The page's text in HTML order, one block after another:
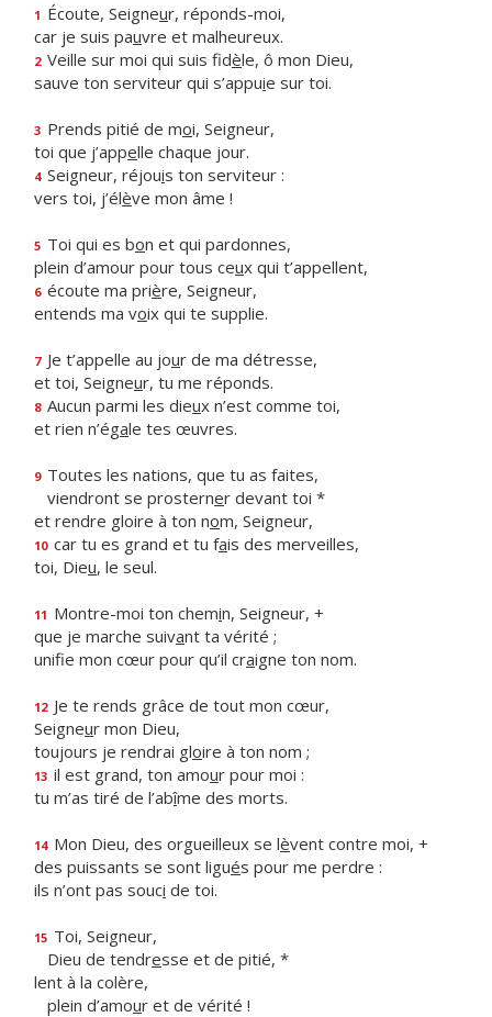
1 Écoute, Seigneur, réponds-moi,
car je suis pauvre et malheureux.
2 Veille sur moi qui suis fidèle, ô mon Dieu,
sauve ton serviteur qui s’appuie sur toi.
3 Prends pitié de moi, Seigneur,
toi que j’appelle chaque jour.
4 Seigneur, réjouis ton serviteur :
vers toi, j’élève mon âme !
5 Toi qui es bon et qui pardonnes,
plein d’amour pour tous ceux qui t’appellent,
6 écoute ma prière, Seigneur,
entends ma voix qui te supplie.
7 Je t’appelle au jour de ma détresse,
et toi, Seigneur, tu me réponds.
8 Aucun parmi les dieux n’est comme toi,
et rien n’égale tes œuvres.
9 Toutes les nations, que tu as faites,
viendront se prosterner devant toi *
et rendre gloire à ton nom, Seigneur,
10 car tu es grand et tu fais des merveilles,
toi, Dieu, le seul.
11 Montre-moi ton chemin, Seigneur, +
que je marche suivant ta vérité ;
unifie mon cœur pour qu’il craigne ton nom.
12 Je te rends grâce de tout mon cœur,
Seigneur mon Dieu,
toujours je rendrai gloire à ton nom ;
13 il est grand, ton amour pour moi :
tu m’as tiré de l’abîme des morts.
14 Mon Dieu, des orgueilleux se lèvent contre moi, +
des puissants se sont ligués pour me perdre :
ils n’ont pas souci de toi.
15 Toi, Seigneur,
Dieu de tendresse et de pitié, *
lent à la colère,
plein d’amour et de vérité !